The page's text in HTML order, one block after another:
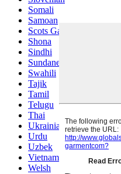
Somali
Samoan
Scots Gaelic
Shona
Sindhi
Sundanese
Swahili
Tajik
Tamil
Telugu
Thai
Ukrainian
Urdu
Uzbek
Vietnamese
Welsh